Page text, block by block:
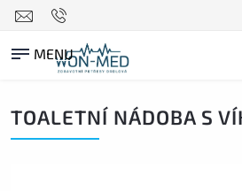
TOALETNÍ NÁDOBA S